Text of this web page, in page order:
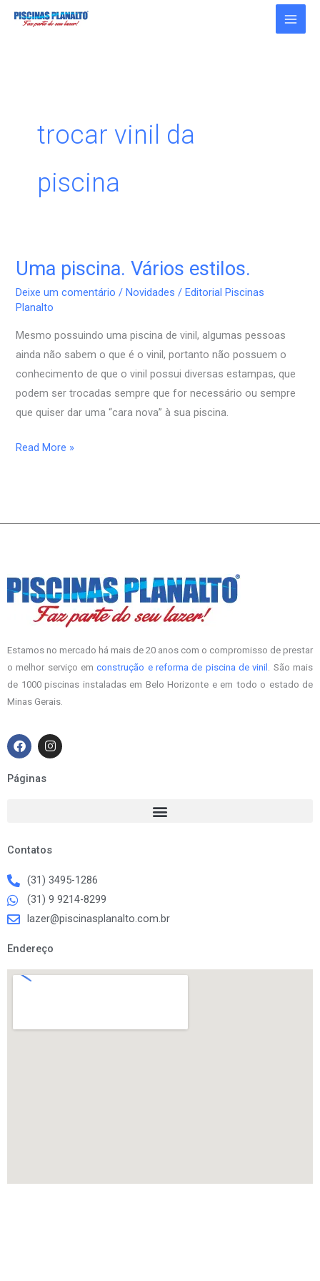
trocar vinil da
piscina
Uma piscina. Vários estilos.
Deixe um comentário /Novidades /Editorial Piscinas
Planalto
Mesmo possuindo uma piscina de vinil, algumas pessoas
ainda não sabem o que é o vinil, portanto não possuem o
conhecimento de que o vinil possui diversas estampas, que
podem ser trocadas sempre que for necessário ou sempre
que quiser dar uma “cara nova” à sua piscina.
Uma
Vários
Read More »
Estamos no mercado há mais de 20 anos com o compromisso de prestar
o melhor serviço emconstrução e reforma de piscina de vinil . São mais
de 1000 piscinas instaladas em Belo Horizonte e em todo o estado de
Minas Gerais.
F
a
c
e
b
I
n
s
Páginas
Contatos
(31) 3495-1286
(31) 9 9214-8299
lazer@piscinasplanalto.com.br
Endereço